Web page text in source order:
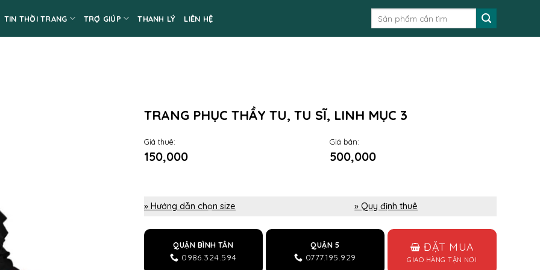
TIN THỜI TRANG TRỢ GIÚP THANH LÝ LIÊN HỆ
TRANG PHỤC THẦY TU, TU SĨ, LINH MỤC 3
Giá thuê:
150,000
Giá bán:
500,000
» Hướng dẫn chọn size » Quy định thuê
QUẬN BÌNH TÂN
0986.324.594
QUẬN 5
0777.195.929
ĐẶT MUA
GIAO HÀNG TẬN NƠI